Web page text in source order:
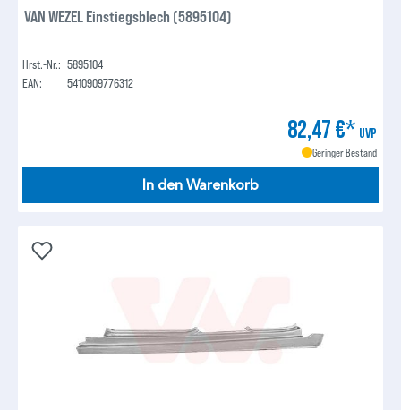
VAN WEZEL Einstiegsblech (5895104)
Hrst.-Nr.: 5895104
EAN:
5410909776312
82,47 €* UVP
Geringer Bestand
In den Warenkorb